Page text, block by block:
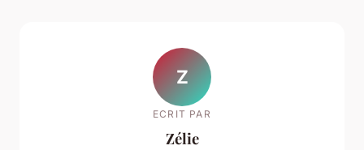
Z
ECRIT PAR
Zélie